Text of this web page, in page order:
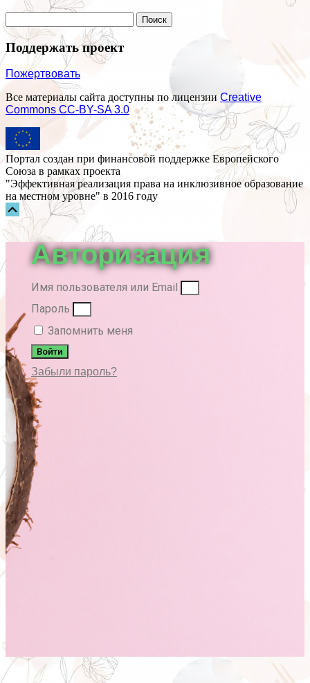
Поддержать проект
Пожертвовать
Все материалы сайта доступны по лицензии Creative
Commons СС-BY-SA 3.0
Портал создан при финансовой поддержке Европейского
Союза в рамках проекта
"Эффективная реализация права на инклюзивное образование
на местном уровне" в 2016 году
Прокрутка
вверх
Авторизация
Имя пользователя или Email
Пароль
Запомнить меня
Войти
Забыли пароль?